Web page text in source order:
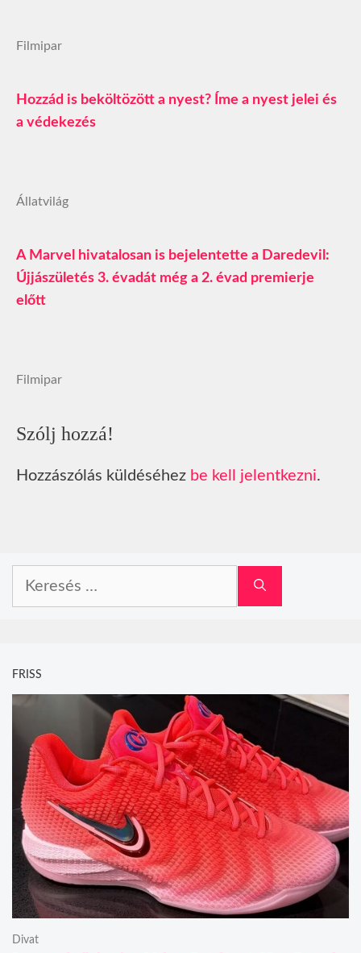
Filmipar
Hozzád is beköltözött a nyest? Íme a nyest jelei és
a védekezés
Állatvilág
A Marvel hivatalosan is bejelentette a Daredevil:
Újjászületés 3. évadát még a 2. évad premierje
előtt
Filmipar
Szólj hozzá!
Hozzászólás küldéséhez be kell jelentkezni.
FRISS
Divat